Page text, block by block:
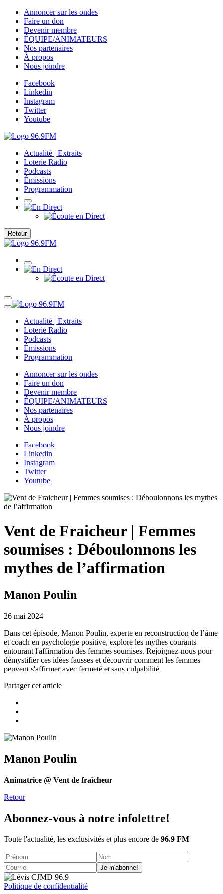
Annoncer sur les ondes
Faire un don
Devenir membre
ÉQUIPE/ANIMATEURS
Nos partenaires
À propos
Nous joindre
Facebook
Linkedin
Instagram
Twitter
Youtube
Actualité | Extraits
Loterie Radio
Podcasts
Émissions
Programmation
Retour
Actualité | Extraits
Loterie Radio
Podcasts
Émissions
Programmation
Annoncer sur les ondes
Faire un don
Devenir membre
ÉQUIPE/ANIMATEURS
Nos partenaires
À propos
Nous joindre
Facebook
Linkedin
Instagram
Twitter
Youtube
Vent de Fraicheur | Femmes
soumises : Déboulonnons les
mythes de l’affirmation
Manon Poulin
26 mai 2024
Dans cet épisode, Manon Poulin, experte en reconstruction de l’âme
et coach en psychologie positive, explore les mythes courants
entourant l'affirmation des femmes soumises. Rejoignez-nous pour
démystifier ces idées fausses et découvrir comment les femmes
peuvent s'affirmer avec fermeté et sans culpabilité.
Partager cet article
Manon Poulin
Animatrice @ Vent de fraîcheur
Retour
Abonnez-vous à notre infolettre!
Toute l'actualité, les exclusivités et plus encore de 96.9 FM
Je m'abonne!
Politique de confidentialité